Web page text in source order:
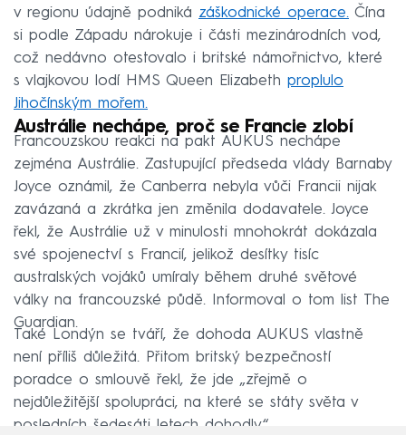
v regionu údajně podniká záškodnické operace. Čína
si podle Západu nárokuje i části mezinárodních vod,
což nedávno otestovalo i britské námořnictvo, které
s vlajkovou lodí HMS Queen Elizabeth proplulo
Jihočínským mořem.
Austrálie nechápe, proč se Francie zlobí
Francouzskou reakci na pakt AUKUS nechápe
zejména Austrálie. Zastupující předseda vlády Barnaby
Joyce oznámil, že Canberra nebyla vůči Francii nijak
zavázaná a zkrátka jen změnila dodavatele. Joyce
řekl, že Austrálie už v minulosti mnohokrát dokázala
své spojenectví s Francií, jelikož desítky tisíc
australských vojáků umíraly během druhé světové
války na francouzské půdě. Informoval o tom list The
Guardian.
Také Londýn se tváří, že dohoda AUKUS vlastně
není příliš důležitá. Přitom britský bezpečností
poradce o smlouvě řekl, že jde „zřejmě o
nejdůležitější spolupráci, na které se státy světa v
posledních šedesáti letech dohodly“.